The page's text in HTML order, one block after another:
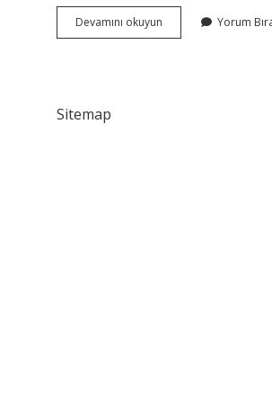
Devamını okuyun
Kardeş
Yorum
Sitemap